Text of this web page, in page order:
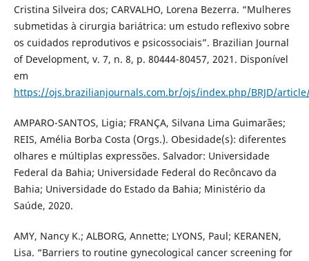
Cristina Silveira dos; CARVALHO, Lorena Bezerra. “Mulheres
submetidas à cirurgia bariátrica: um estudo reflexivo sobre
os cuidados reprodutivos e psicossociais”. Brazilian Journal
of Development, v. 7, n. 8, p. 80444-80457, 2021. Disponível
em
https://ojs.brazilianjournals.com.br/ojs/index.php/BRJD/
AMPARO-SANTOS, Ligia; FRANÇA, Silvana Lima Guimarães;
REIS, Amélia Borba Costa (Orgs.). Obesidade(s): diferentes
olhares e múltiplas expressões. Salvador: Universidade
Federal da Bahia; Universidade Federal do Recôncavo da
Bahia; Universidade do Estado da Bahia; Ministério da
Saúde, 2020.
AMY, Nancy K.; ALBORG, Annette; LYONS, Paul; KERANEN,
Lisa. “Barriers to routine gynecological cancer screening for